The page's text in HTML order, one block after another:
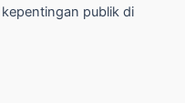
publik di